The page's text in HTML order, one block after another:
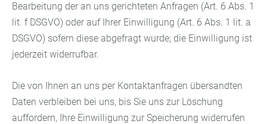
Bearbeitung der an uns gerichteten Anfragen (Art. 6 Abs. 1
lit. f DSGVO) oder auf Ihrer Einwilligung (Art. 6 Abs. 1 lit. a
DSGVO) sofern diese abgefragt wurde; die Einwilligung ist
jederzeit widerrufbar.
Die von Ihnen an uns per Kontaktanfragen übersandten
Daten verbleiben bei uns, bis Sie uns zur Löschung
auffordern, Ihre Einwilligung zur Speicherung widerrufen